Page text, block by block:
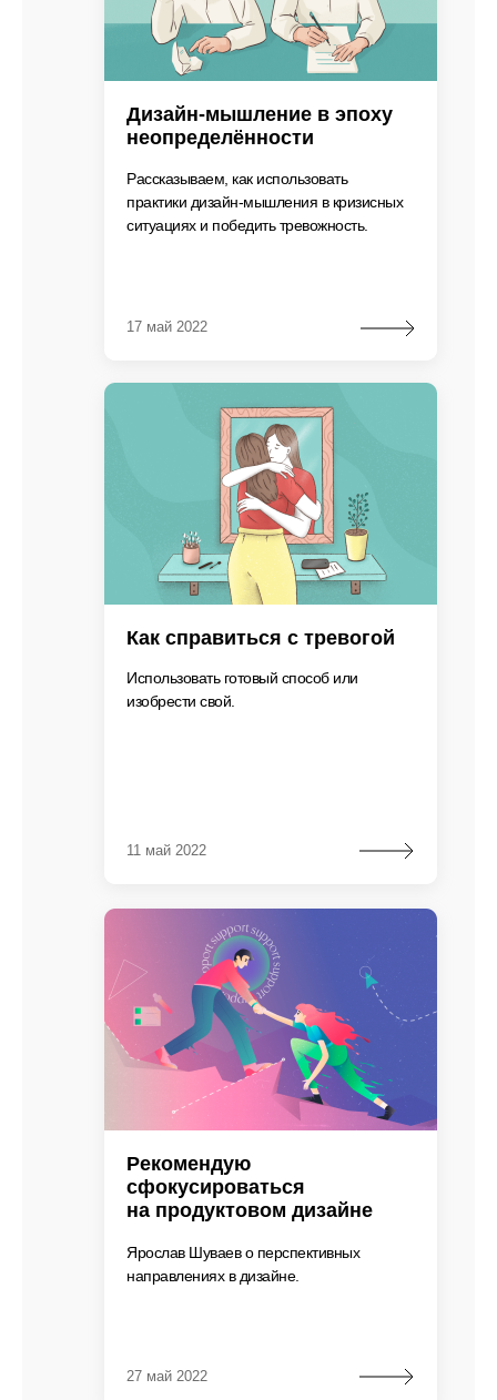
Рекомендую
сфокусироваться
на продуктовом дизайне
Ярослав Шуваев о перспективных
направлениях в дизайне.
27 май 2022
Дизайн-мышление в эпоху
неопределённости
Рассказываем, как использовать
практики дизайн-мышления в кризисных
ситуациях и победить тревожность.
17 май 2022
11 май 2022
Использовать готовый способ или
изобрести свой.
Как справиться с тревогой